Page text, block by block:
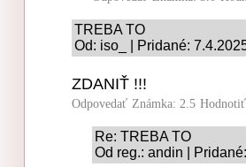
TREBA TO
Od: iso_ | Pridané:
ZDANIŤ !!!
Odpovedať Známka: 2.5
Re: TREBA TO
Od reg.: andin |